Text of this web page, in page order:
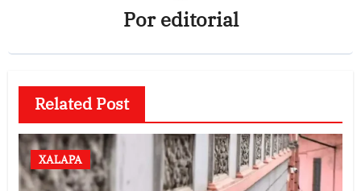
Poreditorial
Related Post
XALAPA